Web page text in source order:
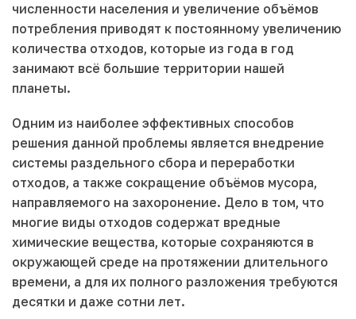
численности населения и увеличение объёмов
потребления приводят к постоянному увеличению
количества отходов, которые из года в год
занимают всё большие территории нашей
планеты.
Одним из наиболее эффективных способов
решения данной проблемы является внедрение
системы раздельного сбора и переработки
отходов, а также сокращение объёмов мусора,
направляемого на захоронение. Дело в том, что
многие виды отходов содержат вредные
химические вещества, которые сохраняются в
окружающей среде на протяжении длительного
времени, а для их полного разложения требуются
десятки и даже сотни лет.